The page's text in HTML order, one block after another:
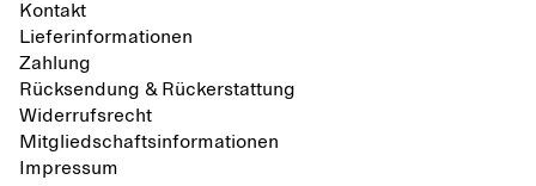
Kontakt
Lieferinformationen
Zahlung
Rücksendung & Rückerstattung
Widerrufsrecht
Mitgliedschaftsinformationen
Impressum